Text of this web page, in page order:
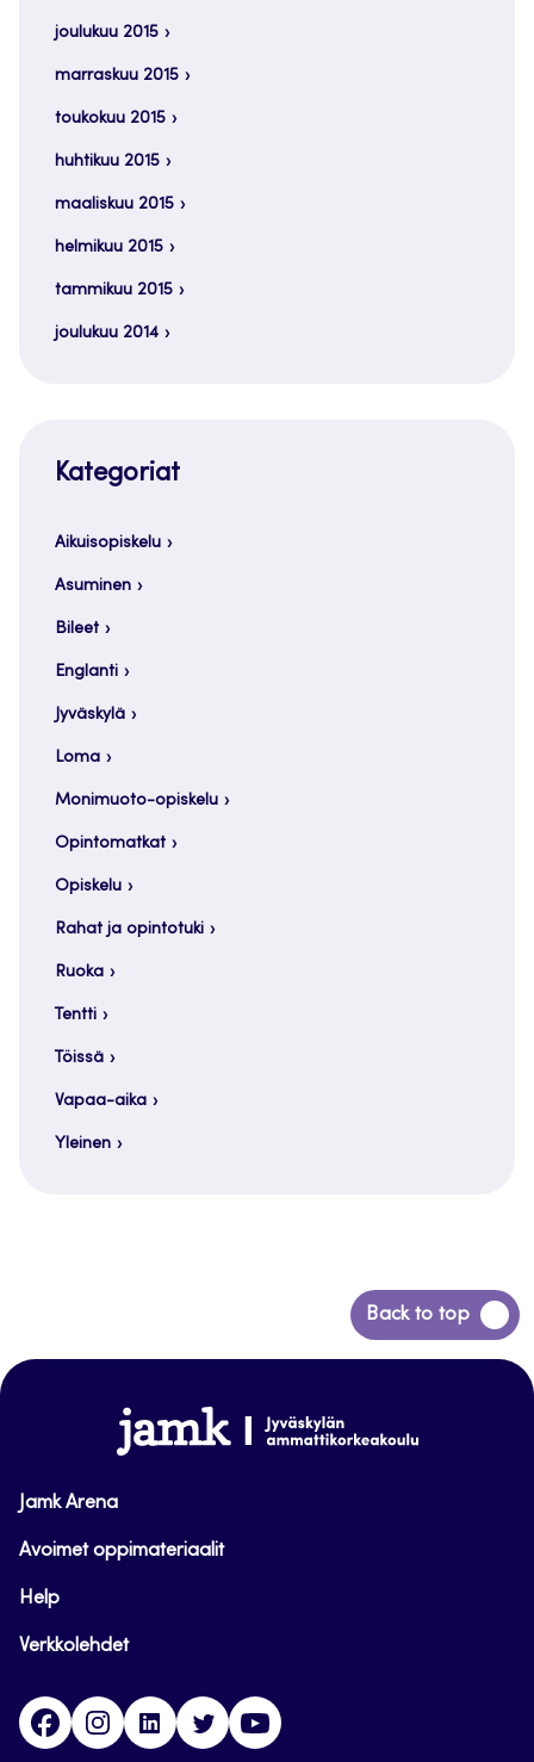
joulukuu 2015
marraskuu 2015
toukokuu 2015
huhtikuu 2015
maaliskuu 2015
helmikuu 2015
tammikuu 2015
joulukuu 2014
Kategoriat
Aikuisopiskelu
Asuminen
Bileet
Englanti
Jyväskylä
Loma
Monimuoto-opiskelu
Opintomatkat
Opiskelu
Rahat ja opintotuki
Ruoka
Tentti
Töissä
Vapaa-aika
Yleinen
Back to top
Siirry
takaisin
www.jamk.fi
Jamk Arena
Avoimet oppimateriaalit
Help
Verkkolehdet
FacebookInstagramLinkedinTwitter